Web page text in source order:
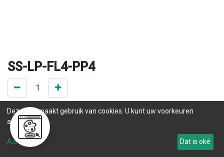
SS-LP-FL4-PP4
0 ST op voorraad
.
Levertijd
Deze site maakt gebruik van cookies. U kunt uw voorkeuren
aanpassen.
Aanpassen Dat is oké